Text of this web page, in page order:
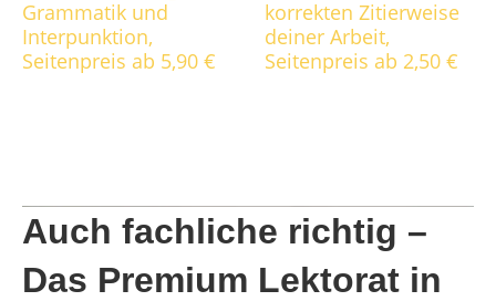
Grammatik und
Interpunktion,
Seitenpreis ab 5,90 €
korrekten Zitierweise
deiner Arbeit,
Seitenpreis ab 2,50 €
Auch fachliche richtig –
Das Premium Lektorat in